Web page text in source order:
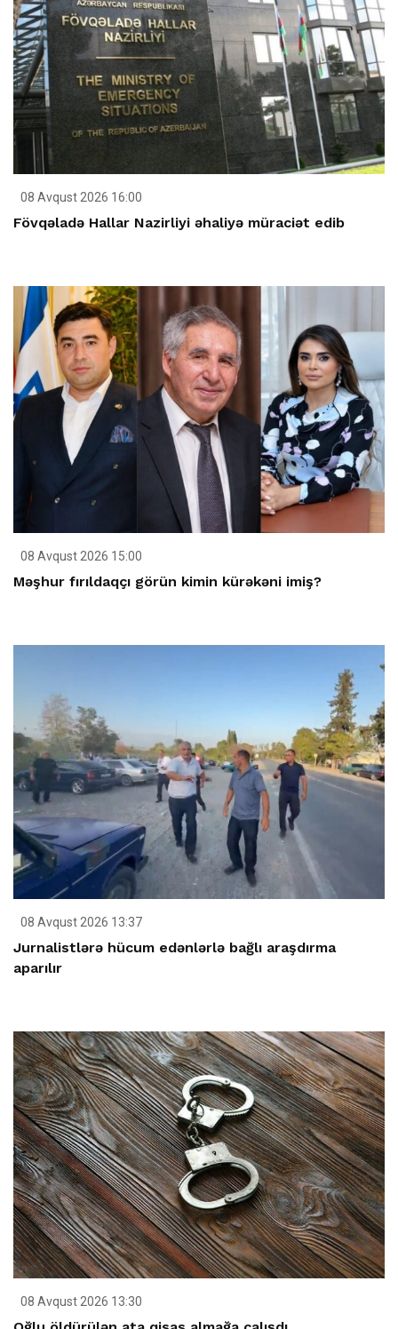
08 Avqust 2026 16:00
Fövqəladə Hallar Nazirliyi əhaliyə müraciət edib
08 Avqust 2026 15:00
Məşhur fırıldaqçı görün kimin kürəkəni imiş?
08 Avqust 2026 13:37
Jurnalistlərə hücum edənlərlə bağlı araşdırma
aparılır
08 Avqust 2026 13:30